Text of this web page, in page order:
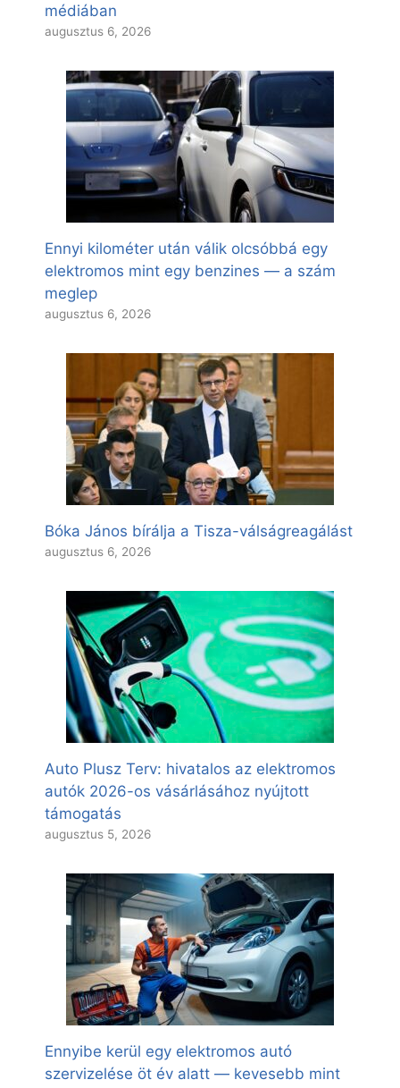
médiában
augusztus 6, 2026
Ennyi kilométer után válik olcsóbbá egy
elektromos mint egy benzines — a szám
meglep
augusztus 6, 2026
Bóka János bírálja a Tisza-válságreagálást
augusztus 6, 2026
Auto Plusz Terv: hivatalos az elektromos
autók 2026-os vásárlásához nyújtott
támogatás
augusztus 5, 2026
Ennyibe kerül egy elektromos autó
szervizelése öt év alatt — kevesebb mint